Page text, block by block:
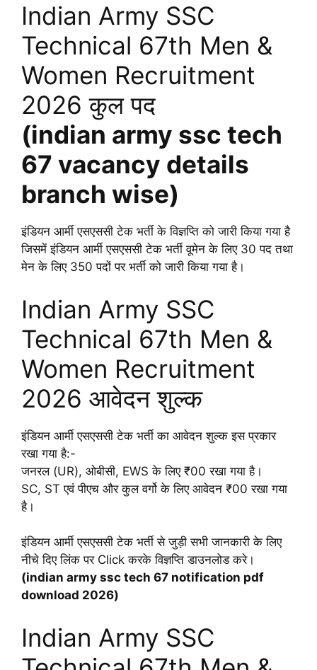
Indian Army SSC
Technical 67th Men &
Women Recruitment
2026 कुल पद
(indian army ssc tech
67 vacancy details
branch wise)
इंडियन आर्मी एसएससी टेक भर्ती के विज्ञप्ति को जारी किया गया है
जिसमें इंडियन आर्मी एसएससी टेक भर्ती वूमेन के लिए 30 पद तथा
मेन के लिए 350 पदों पर भर्ती को जारी किया गया है।
Indian Army SSC
Technical 67th Men &
Women Recruitment
2026 आवेदन शुल्क
इंडियन आर्मी एसएससी टेक भर्ती का आवेदन शुल्क इस प्रकार
रखा गया है:-
जनरल (UR), ओबीसी, EWS के लिए ₹00 रखा गया है।
SC, ST एवं पीएच और कुल वर्गो के लिए आवेदन ₹00 रखा गया
है।
इंडियन आर्मी एसएससी टेक भर्ती से जुड़ी सभी जानकारी के लिए
नीचे दिए लिंक पर Click करके विज्ञप्ति डाउनलोड करे।
(indian army ssc tech 67 notification pdf
download 2026)
Indian Army SSC